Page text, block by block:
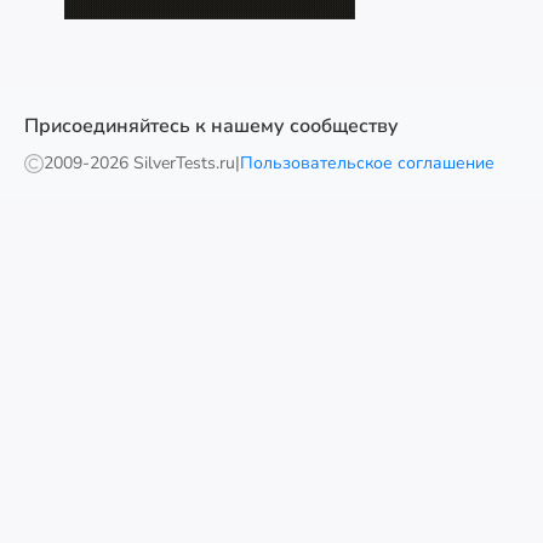
Присоединяйтесь к нашему сообществу
2009-2026 SilverTests.ru|Пользовательское соглашение